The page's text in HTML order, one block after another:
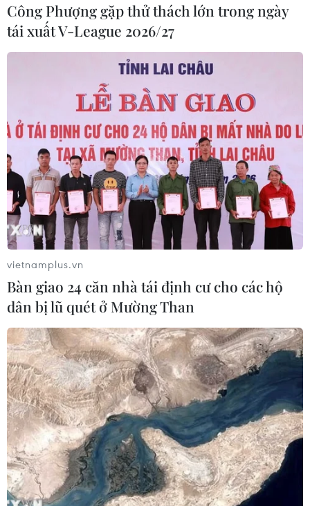
Công Phượng gặp thử thách lớn trong ngày
tái xuất V-League 2026/27
vietnamplus.vn
Bàn giao 24 căn nhà tái định cư cho các hộ
dân bị lũ quét ở Mường Than